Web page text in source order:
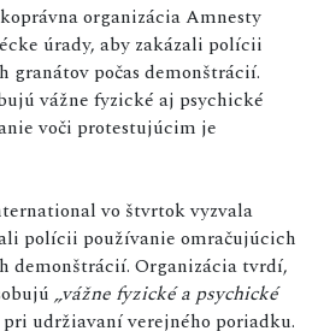
organizácia Amnesty
úrady, aby zakázali polícii
granátov počas demonštrácií.
vážne fyzické aj psychické
voči protestujúcim je
vo štvrtok vyzvala
polícii používanie omračujúcich
demonštrácií. Organizácia tvrdí,
„vážne fyzické a psychické
udržiavaní verejného poriadku.